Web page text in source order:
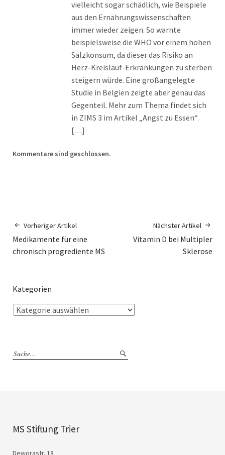
vielleicht sogar schädlich, wie Beispiele
aus den Ernährungswissenschaften
immer wieder zeigen. So warnte
beispielsweise die WHO vor einem hohen
Salzkonsum, da dieser das Risiko an
Herz-Kreislauf-Erkrankungen zu sterben
steigern würde. Eine großangelegte
Studie in Belgien zeigte aber genau das
Gegenteil. Mehr zum Thema findet sich
in ZIMS 3 im Artikel „Angst zu Essen“.
[…]
Kommentare sind geschlossen.
Vorheriger Artikel
Medikamente für eine
chronisch progrediente MS
Nächster Artikel
Vitamin D bei Multipler
Sklerose
Kategorien
MS Stiftung Trier
Deworastr. 18